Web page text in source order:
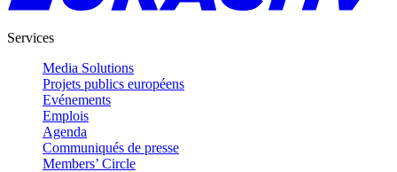
Services
Media Solutions
Projets publics européens
Evénements
Emplois
Agenda
Communiqués de presse
Members’ Circle